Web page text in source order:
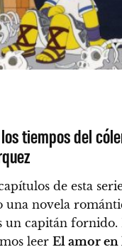
tiempos del
de esta
una novela
un capitán
leer El amor en